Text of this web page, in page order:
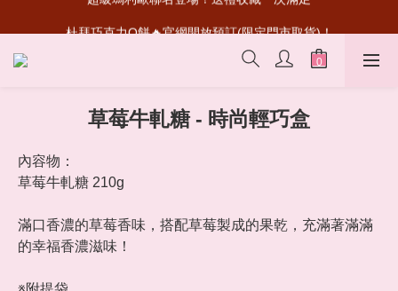
杜拜巧克力Q餅🔥官網開放預訂(限定門市取貨)！
首次加入會員💰送50元購物金
草莓牛軋糖 - 時尚輕巧盒
內容物：
草莓牛軋糖 210g
滿口香濃的草莓香味，搭配草莓製成的果乾，充滿著滿滿
的幸福香濃滋味！